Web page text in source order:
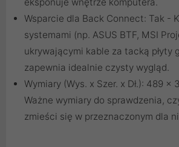
Wsparcie dla Back Connect: Tak -
systemami (np. ASUS BTF, MSI
ukrywającymi kable za tacką płyty
zapewnia idealnie czysty wygląd.
Wymiary (Wys. x Szer. x Dł.): 489 x
Ważne wymiary do sprawdzenia,
zmieści się w przeznaczonym dla